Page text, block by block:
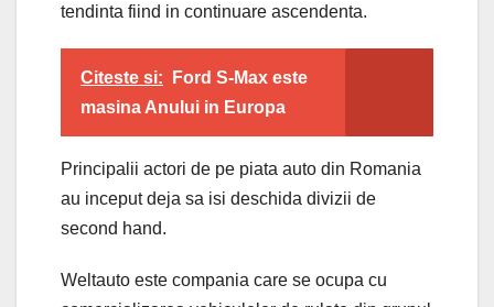
tendinta fiind in continuare ascendenta.
Citeste si:
Ford S-Max este
masina Anului in Europa
Principalii actori de pe piata auto din Romania
au inceput deja sa isi deschida divizii de
second hand.
Weltauto este compania care se ocupa cu